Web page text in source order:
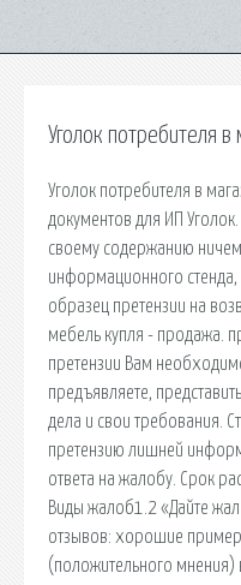
Уголок потребителя в
Уголок потребителя в
документов для ИП
своему содержанию ничем
информационного
образец претензии на
мебель купля - продажа.
претензии Вам
предъявляете,
дела и свои требования.
претензию лишней
ответа на жалобу. Срок
Виды жалоб1.2 «Дайте
отзывов: хорошие
(положительного